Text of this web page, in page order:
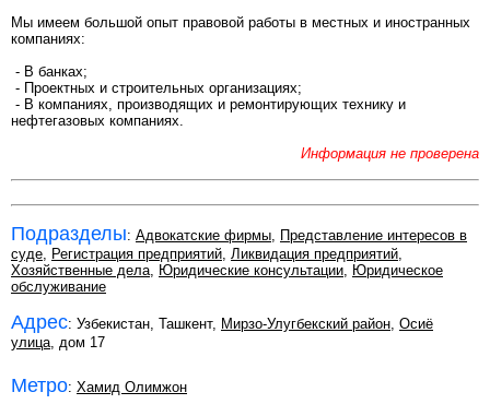
Мы имеем большой опыт правовой работы в местных и иностранных
компаниях:
- В банках;
- Проектных и строительных организациях;
- В компаниях, производящих и ремонтирующих технику и
нефтегазовых компаниях.
Информация не проверена
Подразделы: Адвокатские фирмы, Представление интересов в
суде, Регистрация предприятий, Ликвидация предприятий,
Хозяйственные дела, Юридические консультации, Юридическое
обслуживание
Адрес: Узбекистан, Ташкент, Мирзо-Улугбекский район, Осиё
улица, дом 17
Метро: Хамид Олимжон